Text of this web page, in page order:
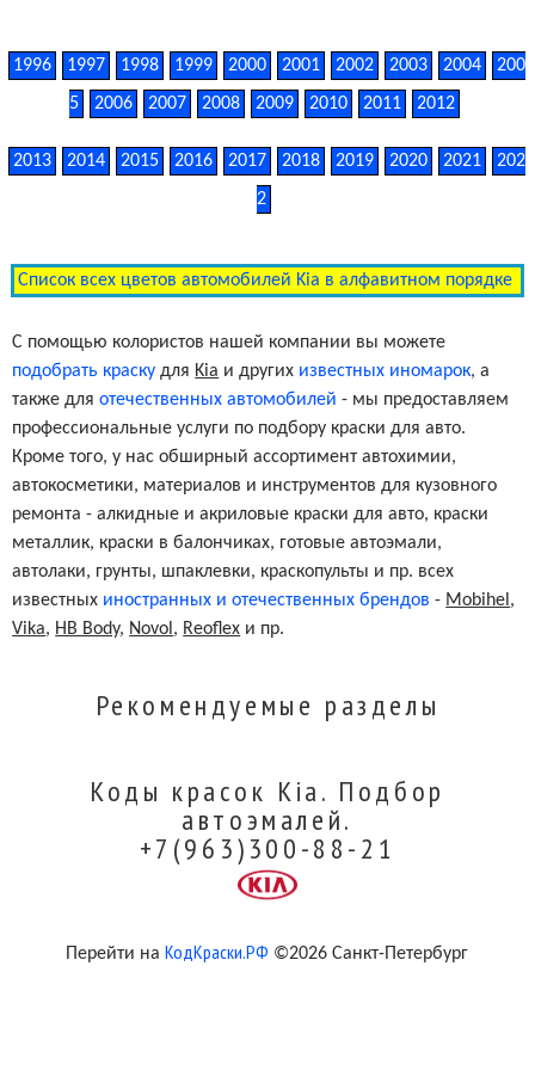
1996 1997 1998 1999 2000 2001 2002 2003 2004
200
5
2006 2007 2008 2009 2010 2011 2012
2013 2014 2015 2016 2017 2018 2019 2020 2021
202
2
Список всех цветов автомобилей Kia в алфавитном порядке
С помощью колористов нашей компании вы можете
подобрать краску для Kia и других известных иномарок, а
также дляотечественных автомобилей - мы предоставляем
профессиональные услуги по подбору краски для авто.
Кроме того, у нас обширный ассортимент автохимии,
автокосметики, материалов и инструментов для кузовного
ремонта - алкидные и акриловые краски для авто, краски
металлик, краски в балончиках, готовые автоэмали,
автолаки, грунты, шпаклевки, краскопульты и пр. всех
известных иностранных и отечественных брендов - Mobihel ,
Vika, HB Body, Novol , Reoflex и пр.
Рекомендуемые разделы
Коды красок Kia. Подбор
автоэмалей.
+7(963)300-88-21
Перейти наКодКраски.РФ ©2026 Санкт-Петербург